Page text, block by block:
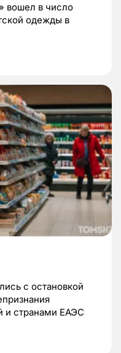
вошел в число
одежды в
с остановкой
и странами ЕАЭС